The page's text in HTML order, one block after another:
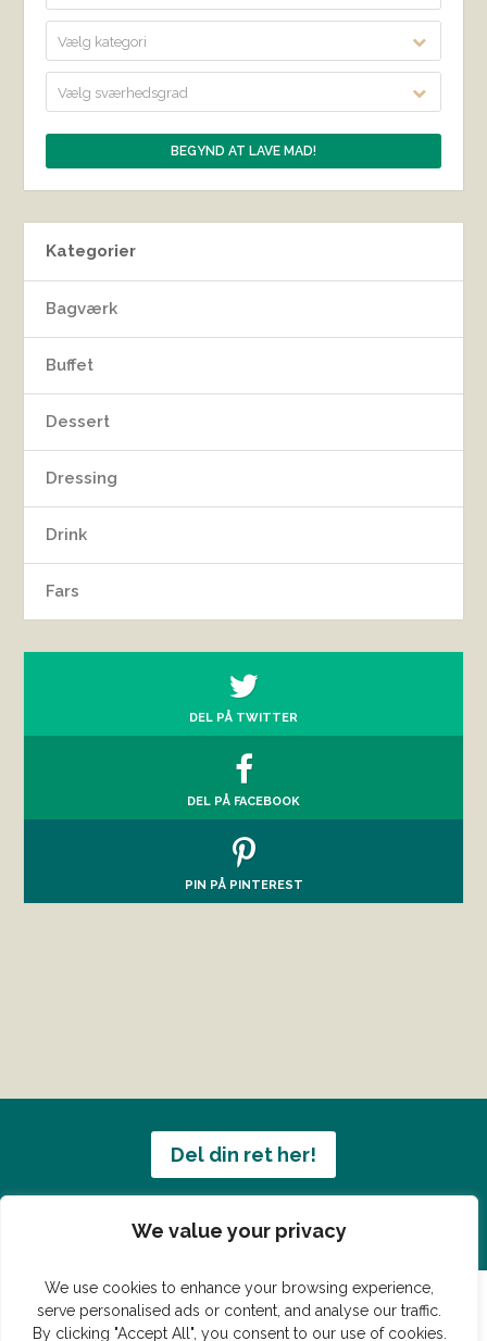
We value your privacy
We use cookies to enhance your browsing experience,
serve personalised ads or content, and analyse our traffic.
By clicking "Accept All", you consent to our use of cookies.
Vælg kategori
Vælg sværhedsgrad
Kategorier
Bagværk
Buffet
Dessert
Dressing
Drink
Fars
DEL PÅ TWITTER
DEL PÅ FACEBOOK
PIN PÅ PINTEREST
Del din ret her!
Har du en konge ret du vil dele?
© Vildmedmad.dk 2019. God og nem mad!